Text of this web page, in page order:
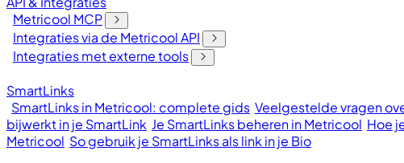
Metricool MCP
Integraties via de Metricool API
Integraties met externe tools
SmartLinks
SmartLinks in Metricool: complete gids Veelgestelde vragen
bijwerkt in je SmartLink Je SmartLinks beheren in Metricool Hoe
Metricool So gebruik je SmartLinks als link in je Bio